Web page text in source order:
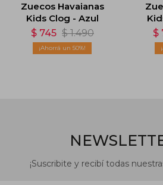
Zuecos Havaianas
Kids Clog - Azul
$ 745 $ 1.490
50
$
¡Suscribite y recibí todas